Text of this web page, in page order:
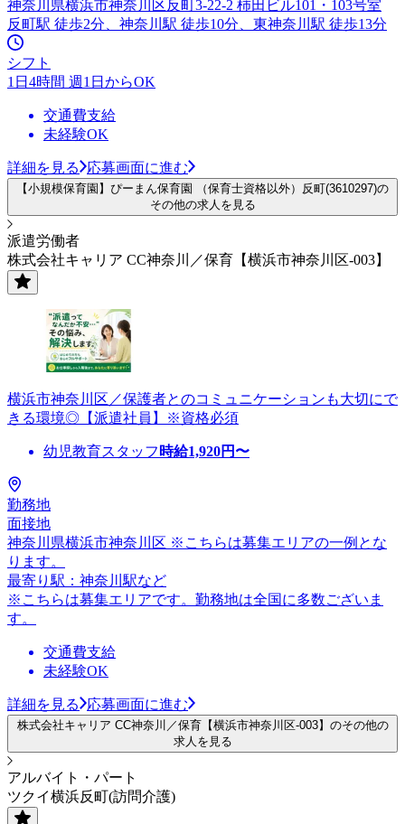
神奈川県横浜市神奈川区反町3-22-2 柿田ビル101・103号室
反町駅 徒歩2分、神奈川駅 徒歩10分、東神奈川駅 徒歩13分
シフト
1日4時間 週1日からOK
交通費支給
未経験OK
詳細を見る 応募画面に進む
【小規模保育園】ぴーまん保育園 （保育士資格以外）反町(3610297)の
その他の求人を見る
派遣労働者
株式会社キャリア CC神奈川／保育【横浜市神奈川区-003】
横浜市神奈川区／保護者とのコミュニケーションも大切にで
きる環境◎【派遣社員】※資格必須
幼児教育スタッフ 時給1,920円〜
勤務地
面接地
神奈川県横浜市神奈川区 ※こちらは募集エリアの一例とな
ります。
最寄り駅：神奈川駅など
※こちらは募集エリアです。勤務地は全国に多数ございま
す。
交通費支給
未経験OK
詳細を見る 応募画面に進む
株式会社キャリア CC神奈川／保育【横浜市神奈川区-003】のその他の
求人を見る
アルバイト・パート
ツクイ横浜反町(訪問介護)